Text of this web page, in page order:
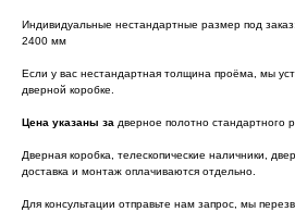
Индивидуальные нестандартные размер под
2400 мм
Если у вас нестандартная толщина проёма, мы
дверной коробке.
Цена указаны за дверное полотно стандартного
Дверная коробка, телескопические наличники,
доставка и монтаж оплачиваются отдельно.
Для консультации отправьте нам запрос, мы